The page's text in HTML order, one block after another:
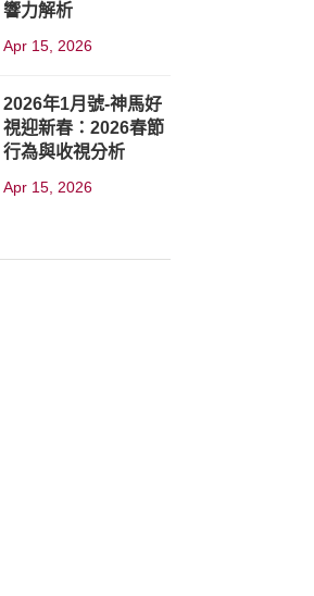
響力解析
Apr 15, 2026
2026年1月號-神馬好
視迎新春：2026春節
行為與收視分析
Apr 15, 2026